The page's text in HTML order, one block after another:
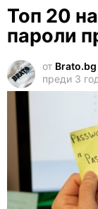
Топ 20
пароли
от Brato.bg
преди 3